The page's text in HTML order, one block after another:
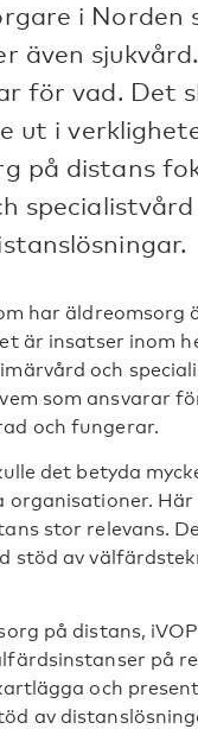
i Norden
även
för vad. Det
ut i
på distans
har äldreomsorg
är insatser inom
och
som ansvarar
och fungerar.
det betyda
organisationer.
stor relevans.
stöd av
på distans,
på
och
av